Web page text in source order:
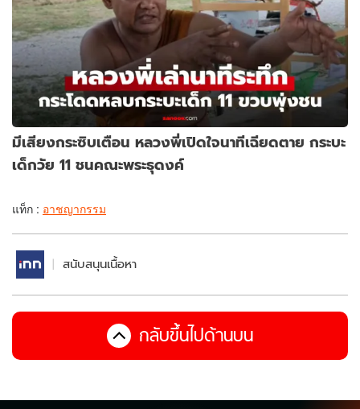
มีเสียงกระซิบเตือน หลวงพี่เปิดใจนาทีเฉียดตาย กระบะ
เด็กวัย 11 ชนคณะพระธุดงค์
แท็ก : อาชญากรรม
สนับสนุนเนื้อหา
กลับขึ้นไปด้านบน